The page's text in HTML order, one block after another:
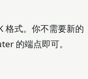
格式。你不需要新的
的端点即可。